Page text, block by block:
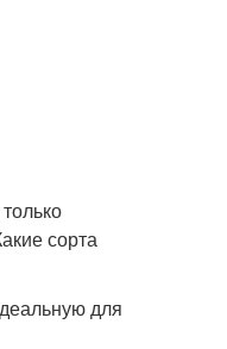
сорта
для